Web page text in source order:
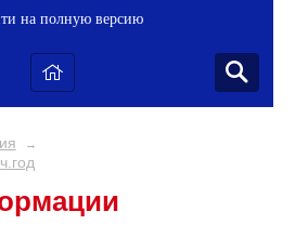
на полную версию
→